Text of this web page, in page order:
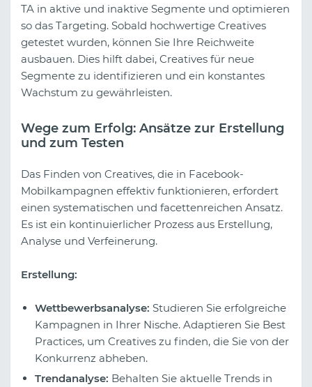
TA in aktive und inaktive Segmente und optimieren
so das Targeting. Sobald hochwertige Creatives
getestet wurden, können Sie Ihre Reichweite
ausbauen. Dies hilft dabei, Creatives für neue
Segmente zu identifizieren und ein konstantes
Wachstum zu gewährleisten.
Wege zum Erfolg: Ansätze zur Erstellung
und zum Testen
Das Finden von Creatives, die in Facebook-
Mobilkampagnen effektiv funktionieren, erfordert
einen systematischen und facettenreichen Ansatz.
Es ist ein kontinuierlicher Prozess aus Erstellung,
Analyse und Verfeinerung.
Erstellung:
Wettbewerbsanalyse: Studieren Sie erfolgreiche
Kampagnen in Ihrer Nische. Adaptieren Sie Best
Practices, um Creatives zu finden, die Sie von der
Konkurrenz abheben.
Trendanalyse: Behalten Sie aktuelle Trends in